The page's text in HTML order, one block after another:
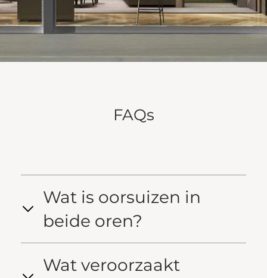
FAQs
Wat is oorsuizen in
beide oren?
Wat veroorzaakt